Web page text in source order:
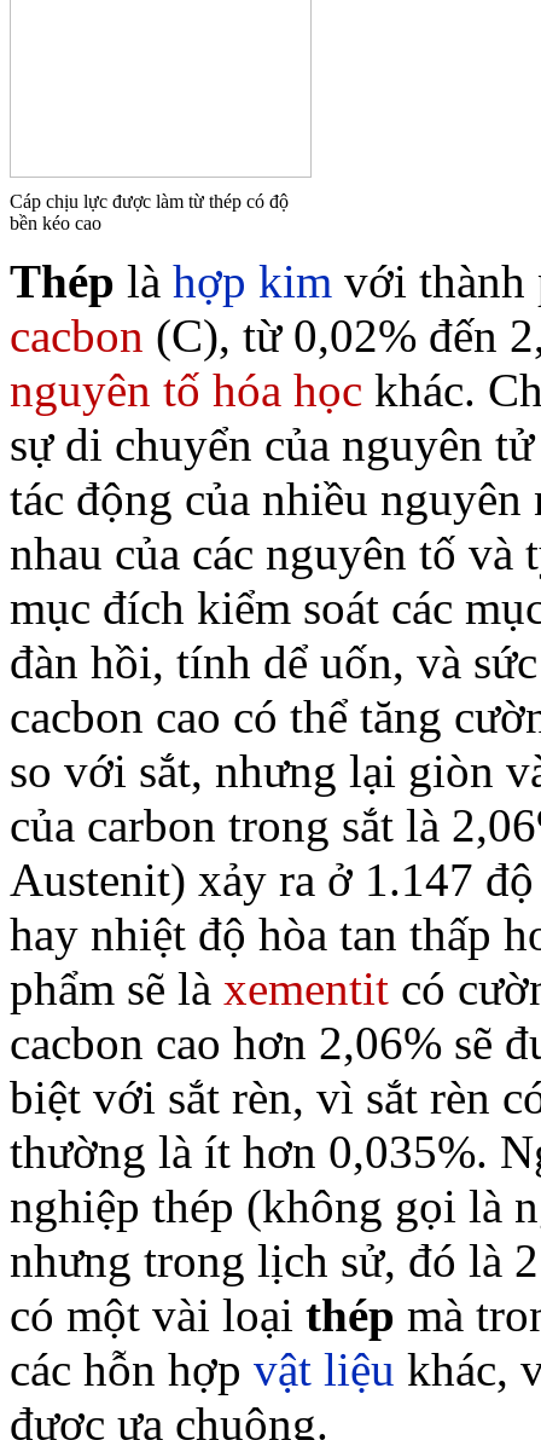
Cáp chịu lực được làm từ thép có độ
bền kéo cao
Thép là hợp kim với thành
cacbon (C), từ 0,02% đến
nguyên tố hóa học khác.
sự di chuyển của nguyên
tác động của nhiều
nhau của các nguyên tố
mục đích kiểm soát các
đàn hồi, tính dể uốn, và
cacbon cao có thể tăng
so với sắt, nhưng lại giòn
của carbon trong sắt là
Austenit) xảy ra ở 1.147
hay nhiệt độ hòa tan thấp
phẩm sẽ là xementit có
cacbon cao hơn 2,06% sẽ
biệt với sắt rèn, vì sắt rèn
thường là ít hơn 0,035%.
nghiệp thép (không gọi là
nhưng trong lịch sử, đó là
có một vài loại thép mà
các hỗn hợp vật liệu khác,
được ưa chuộng.